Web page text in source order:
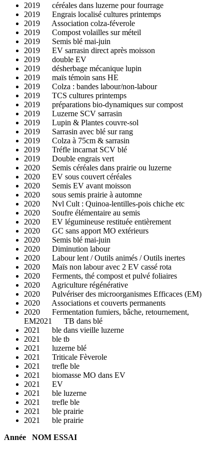
2019 céréales dans luzerne pour fourrage
2019 Engrais localisé cultures printemps
2019 Association colza-féverole
2019 Compost volailles sur méteil
2019 Semis blé mai-juin
2019 EV sarrasin direct après moisson
2019 double EV
2019 désherbage mécanique lupin
2019 maïs témoin sans HE
2019 Colza : bandes labour/non-labour
2019 TCS cultures printemps
2019 préparations bio-dynamiques sur compost
2019 Luzerne SCV sarrasin
2019 Lupin & Plantes couvre-sol
2019 Sarrasin avec blé sur rang
2019 Colza à 75cm & sarrasin
2019 Tréfle incarnat SCV blé
2019 Double engrais vert
2020 Semis céréales dans prairie ou luzerne
2020 EV sous couvert céréales
2020 Semis EV avant moisson
2020 sous semis prairie à automne
2020 Nvl Cult : Quinoa-lentilles-pois chiche etc
2020 Soufre élémentaire au semis
2020 EV légumineuse restituée entièrement
2020 GC sans apport MO extérieurs
2020 Semis blé mai-juin
2020 Diminution labour
2020 Labour lent / Outils animés / Outils inertes
2020 Maïs non labour avec 2 EV cassé rota
2020 Ferments, thé compost et pulvé foliaires
2020 Agriculture régénérative
2020 Pulvériser des microorganismes Efficaces (EM)
2020 Associations et couverts permanents
2020 Fermentation fumiers, bâche, retournement,
EM2021 TB dans blé
2021 ble dans vieille luzerne
2021 ble tb
2021 luzerne blé
2021 Triticale Fèverole
2021 trefle ble
2021 biomasse MO dans EV
2021 EV
2021 ble luzerne
2021 trefle ble
2021 ble prairie
2021 ble prairie
Année NOM ESSAI